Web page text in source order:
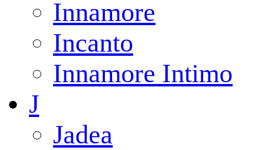
Innamore
Incanto
Innamore Intimo
J
Jadea